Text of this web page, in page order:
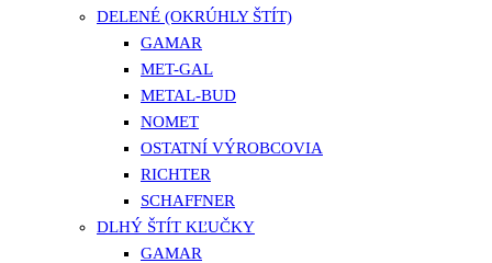
DELENÉ (OKRÚHLY ŠTÍT)
GAMAR
MET-GAL
METAL-BUD
NOMET
OSTATNÍ VÝROBCOVIA
RICHTER
SCHAFFNER
DLHÝ ŠTÍT KĽUČKY
GAMAR